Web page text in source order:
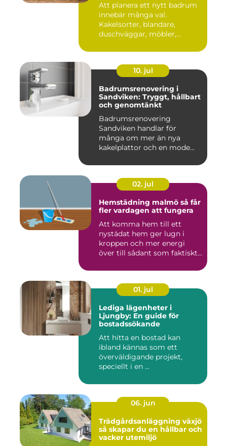
Att planera ett nytt badrum
innebär många val.
Kakelsorter, blandare,
duschväggar, möbler,
10. jul
Badrumsrenovering i
Sandviken: Tryggt, hållbart
och genomtänkt
Badrumsrenovering
Sandviken handlar för
många om mer än nya
kakelplattor och en mode...
02. jul
Hemstädning malmö så får
fler vardagen att fungera
Att komma hem till ett
nystädat hem ger lugn i
kroppen och mer energi
över till sådant som faktiskt
01. jul
Lediga lägenheter i
Ljungby: En guide för
bostadssökande
Att hitta en bostad kan
ibland kännas som ett
överväldigande projekt,
speciellt i en ...
06. jun
Trädgårdsanläggning växjö
så skapar du en hållbar och
vacker utemiljö